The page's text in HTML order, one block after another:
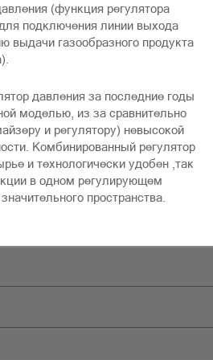
(функция регулятора
подключения линии выхода
выдачи газообразного продукта
давления за последние годы
моделью, из за сравнительно
и регулятору) невысокой
Комбинированный регулятор
и технологически удобен ,так
в одном регулирующем
пространства.